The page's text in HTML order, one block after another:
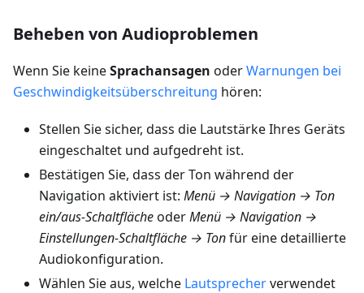
Beheben von Audioproblemen
Wenn Sie keineSprachansagen oderWarnungen bei
Geschwindigkeitsüberschreitung hören:
Stellen Sie sicher, dass die Lautstärke Ihres Geräts
eingeschaltet und aufgedreht ist.
Bestätigen Sie, dass der Ton während der
Navigation aktiviert ist: Menü → Navigation → Ton
ein/aus-SchaltflächeoderMenü → Navigation →
Einstellungen-Schaltfläche → Tonfür eine detaillierte
Audiokonfiguration.
Wählen Sie aus, welche Lautsprecherverwendet